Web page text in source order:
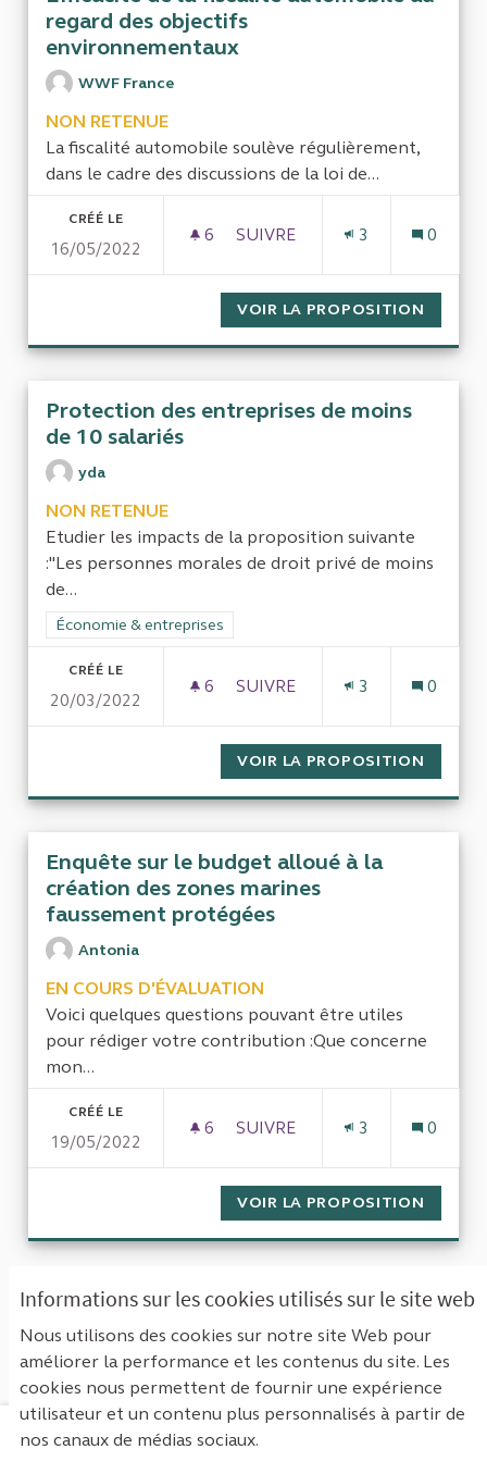
Informations sur les cookies utilisés sur le site web
Nous utilisons des cookies sur notre site Web pour
améliorer la performance et les contenus du site. Les
cookies nous permettent de fournir une expérience
utilisateur et un contenu plus personnalisés à partir de
nos canaux de médias sociaux.
regard des objectifs
environnementaux
WWF France
NON RETENUE
La fiscalité automobile soulève régulièrement,
dans le cadre des discussions de la loi de...
CRÉÉ LE
16/05/2022
6 6 ABONNÉS
SUIVRE
3 0
VOIR LA PROPOSITION
Protection des entreprises de moins
de 10 salariés
yda
NON RETENUE
Etudier les impacts de la proposition suivante
:"Les personnes morales de droit privé de moins
de...
Filtrer les résultats de la catégorie : Économie & entreprises
Économie & entreprises
CRÉÉ LE
20/03/2022
6 6 ABONNÉS
SUIVRE
3 0
VOIR LA PROPOSITION
Enquête sur le budget alloué à la
création des zones marines
faussement protégées
Antonia
EN COURS D'ÉVALUATION
Voici quelques questions pouvant être utiles
pour rédiger votre contribution :Que concerne
mon...
CRÉÉ LE
19/05/2022
6 6 ABONNÉS
SUIVRE
3 0
VOIR LA PROPOSITION
« Première ‹ Précédent
Suivant ›
Dernière »
Voir toutes les propositions retirées
Mentions légales